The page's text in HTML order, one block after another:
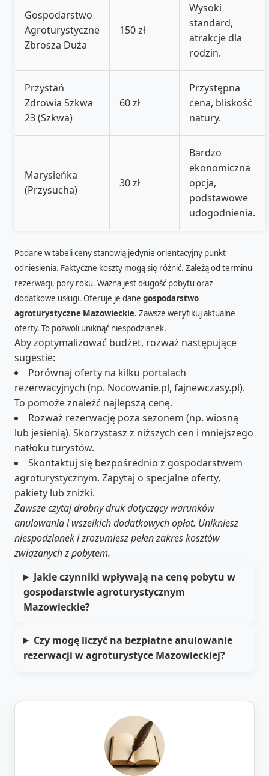
Gospodarstwo
Agroturystyczne
Zbrosza Duża
150 zł
Wysoki
standard,
atrakcje dla
rodzin.
Przystań
Zdrowia Szkwa
23 (Szkwa)
60 zł
Przystępna
cena, bliskość
natury.
Marysieńka
(Przysucha)
30 zł
Bardzo
ekonomiczna
opcja,
podstawowe
udogodnienia.
Podane w tabeli ceny stanowią jedynie orientacyjny punkt
odniesienia. Faktyczne koszty mogą się różnić. Zależą od terminu
rezerwacji, pory roku. Ważna jest długość pobytu oraz
dodatkowe usługi. Oferuje je dane gospodarstwo
agroturystyczne Mazowieckie. Zawsze weryfikuj aktualne
oferty. To pozwoli uniknąć niespodzianek.
Aby zoptymalizować budżet, rozważ następujące
sugestie:
Porównaj oferty na kilku portalach
rezerwacyjnych (np. Nocowanie.pl, fajnewczasy.pl).
To pomoże znaleźć najlepszą cenę.
Rozważ rezerwację poza sezonem (np. wiosną
lub jesienią). Skorzystasz z niższych cen i mniejszego
natłoku turystów.
Skontaktuj się bezpośrednio z gospodarstwem
agroturystycznym. Zapytaj o specjalne oferty,
pakiety lub zniżki.
Zawsze czytaj drobny druk dotyczący warunków
anulowania i wszelkich dodatkowych opłat. Unikniesz
niespodzianek i zrozumiesz pełen zakres kosztów
związanych z pobytem.
Jakie czynniki wpływają na cenę pobytu w
gospodarstwie agroturystycznym
Mazowieckie?
Czy mogę liczyć na bezpłatne anulowanie
rezerwacji w agroturystyce Mazowieckiej?